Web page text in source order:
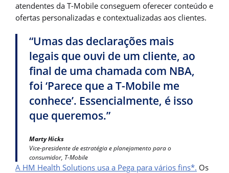
atendentes da T-Mobile conseguem oferecer conteúdo e
ofertas personalizadas e contextualizadas aos clientes.
“Umas das declarações mais
legais que ouvi de um cliente, ao
final de uma chamada com NBA,
foi ‘Parece que a T-Mobile me
conhece’. Essencialmente, é isso
que queremos.”
Marty Hicks
Vice-presidente de estratégia e planejamento para o
consumidor, T-Mobile
A HM Health Solutions usa a Pega para vários fins*. Os